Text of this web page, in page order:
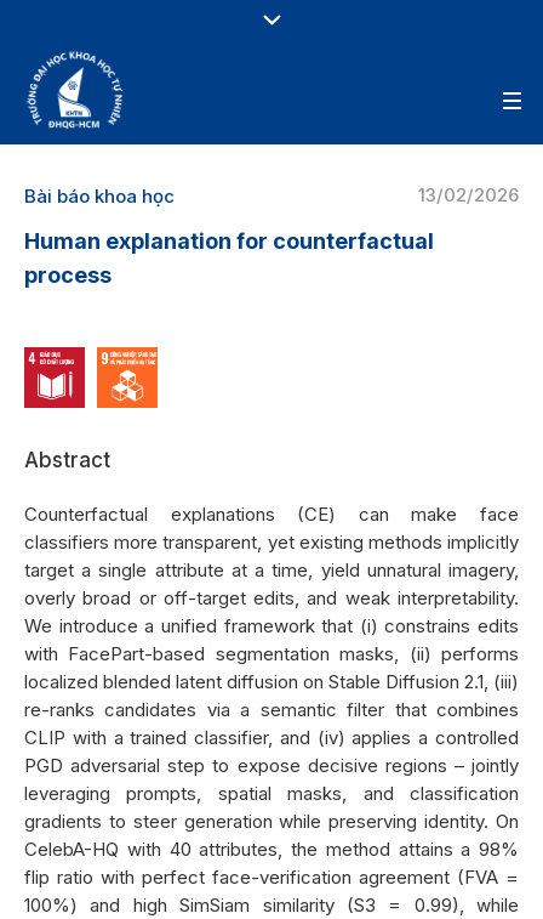
13/02/2026
Bài báo khoa học
Human explanation for counterfactual
process
Abstract
Counterfactual explanations (CE) can make face
classifiers more transparent, yet existing methods implicitly
target a single attribute at a time, yield unnatural imagery,
overly broad or off-target edits, and weak interpretability.
We introduce a unified framework that (i) constrains edits
with FacePart-based segmentation masks, (ii) performs
localized blended latent diffusion on Stable Diffusion 2.1, (iii)
re-ranks candidates via a semantic filter that combines
CLIP with a trained classifier, and (iv) applies a controlled
PGD adversarial step to expose decisive regions – jointly
leveraging prompts, spatial masks, and classification
gradients to steer generation while preserving identity. On
CelebA-HQ with 40 attributes, the method attains a 98%
flip ratio with perfect face-verification agreement (FVA =
100%) and high SimSiam similarity (S3 = 0.99), while